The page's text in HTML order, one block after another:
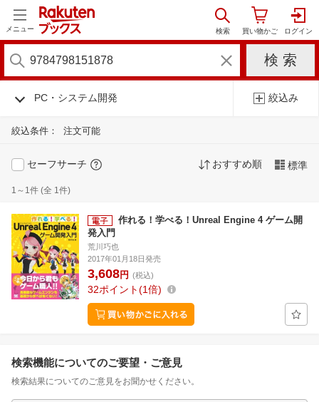
メニュー
PC・システム開発 絞込み
絞込条件： 注文可能
セーフサーチ おすすめ順 標準
1～1件 (全 1件)
作れる！学べる！Unreal Engine 4 ゲーム開
発入門
荒川巧也
2017年01月18日発売
3,608円 (税込)
32ポイント 1倍
検索機能についてのご要望・ご意見
検索結果についてのご意見をお聞かせください。